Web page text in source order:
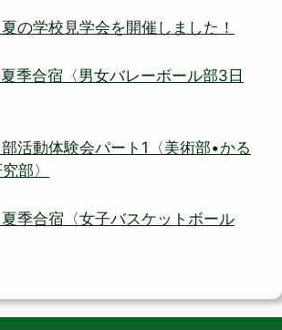
の学校見学会を開催しました！
季合宿〈男女バレーボール部3日
活動体験会パート1〈美術部•かる
部〉
季合宿〈女子バスケットボール